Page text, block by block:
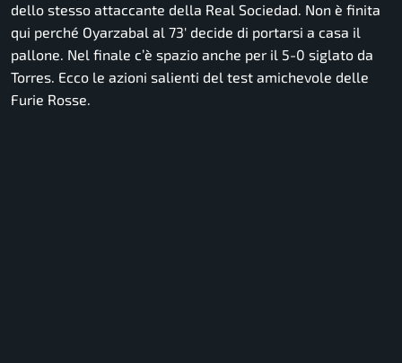
dello stesso attaccante della Real Sociedad. Non è finita
qui perché Oyarzabal al 73′ decide di portarsi a casa il
pallone. Nel finale c’è spazio anche per il 5-0 siglato da
Torres. Ecco le azioni salienti del test amichevole delle
Furie Rosse.